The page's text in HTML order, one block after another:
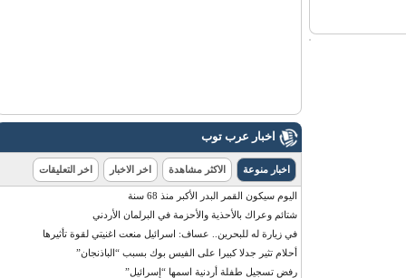
اخبار عرب توب
اخبار منوعة الاكثر مشاهدة اخر الاخبار اخر التعليقات
اليوم سيكون القمر البدر الأكبر منذ 68 سنة
شتائم وعراك بالأحذية والأحزمة في البرلمان الأردني
في زيارة له للبحرين.. عساف: اسرائيل منعت اغنيتي لقوة تأثيرها
أحلام تثير جدلا كبيرا على الفيس بوك بسبب “الباذنجان”
رفض تسجيل طفلة أردنية اسمها “إسرائيل”